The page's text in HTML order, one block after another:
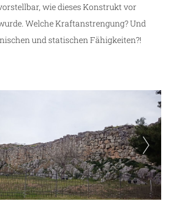
wie dieses Konstrukt vor
Welche Kraftanstrengung? Und
und statischen Fähigkeiten?!